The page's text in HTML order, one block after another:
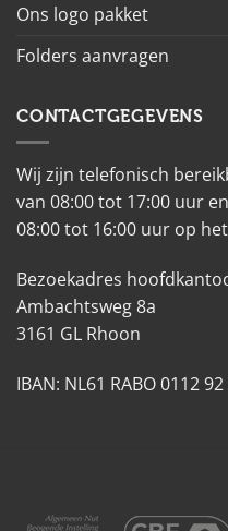
Ons logo pakket
Folders aanvragen
CONTACTGEGEVENS
Wij zijn telefonisch
van 08:00 tot 17:00 uur
08:00 tot 16:00 uur op
Bezoekadres
Ambachtsweg 8a
3161 GL Rhoon
IBAN: NL61 RABO 0112 92